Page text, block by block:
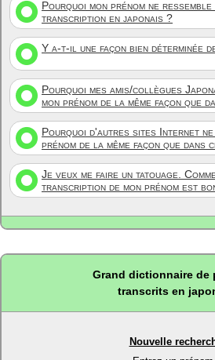
Pourquoi mon prénom ne
transcription en japonais ?
Y a-t-il une façon bien déterminée
Pourquoi mes amis/collègues
mon prénom de la même façon que
Pourquoi d'autres sites Internet
prénom de la même façon que dans
Je veux me faire un tatouage.
transcription de mon prénom est
Grand dictionnaire de
transcrits en
Nouvelle